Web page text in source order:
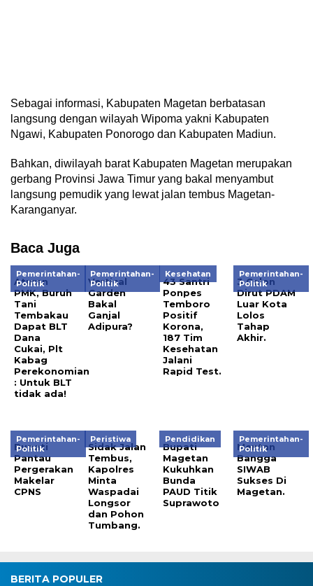
Sebagai informasi, Kabupaten Magetan berbatasan
langsung dengan wilayah Wipoma yakni Kabupaten
Ngawi, Kabupaten Ponorogo dan Kabupaten Madiun.
Bahkan, diwilayah barat Kabupaten Magetan merupakan
gerbang Provinsi Jawa Timur yang bakal menyambut
langsung pemudik yang lewat jalan tembus Magetan-
Karanganyar.
Baca Juga
Pemerintahan-
Politik
Aturan
PMK, Buruh
Tani
Tembakau
Dapat BLT
Dana
Cukai, Plt
Kabag
Perekonomian
: Untuk BLT
tidak ada!
Pemerintahan-
Politik
Vertical
Garden
Bakal
Ganjal
Adipura?
Kesehatan
43 Santri
Ponpes
Temboro
Positif
Korona,
187 Tim
Kesehatan
Jalani
Rapid Test.
Pemerintahan-
Politik
3 Calon
Dirut PDAM
Luar Kota
Lolos
Tahap
Akhir.
Pemerintahan-
Politik
Bupati
Pantau
Pergerakan
Makelar
CPNS
Peristiwa
Sidak Jalan
Tembus,
Kapolres
Minta
Waspadai
Longsor
dan Pohon
Tumbang.
Pendidikan
Bupati
Magetan
Kukuhkan
Bunda
PAUD Titik
Suprawoto
Pemerintahan-
Politik
Mentan
Bangga
SIWAB
Sukses Di
Magetan.
BERITA POPULER